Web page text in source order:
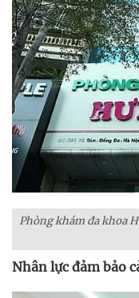
Phòng khám đa khoa
Nhân lực đảm bảo